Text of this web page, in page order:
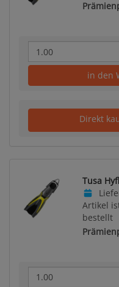
in den
Direkt
Tusa
Artikel
bestellt